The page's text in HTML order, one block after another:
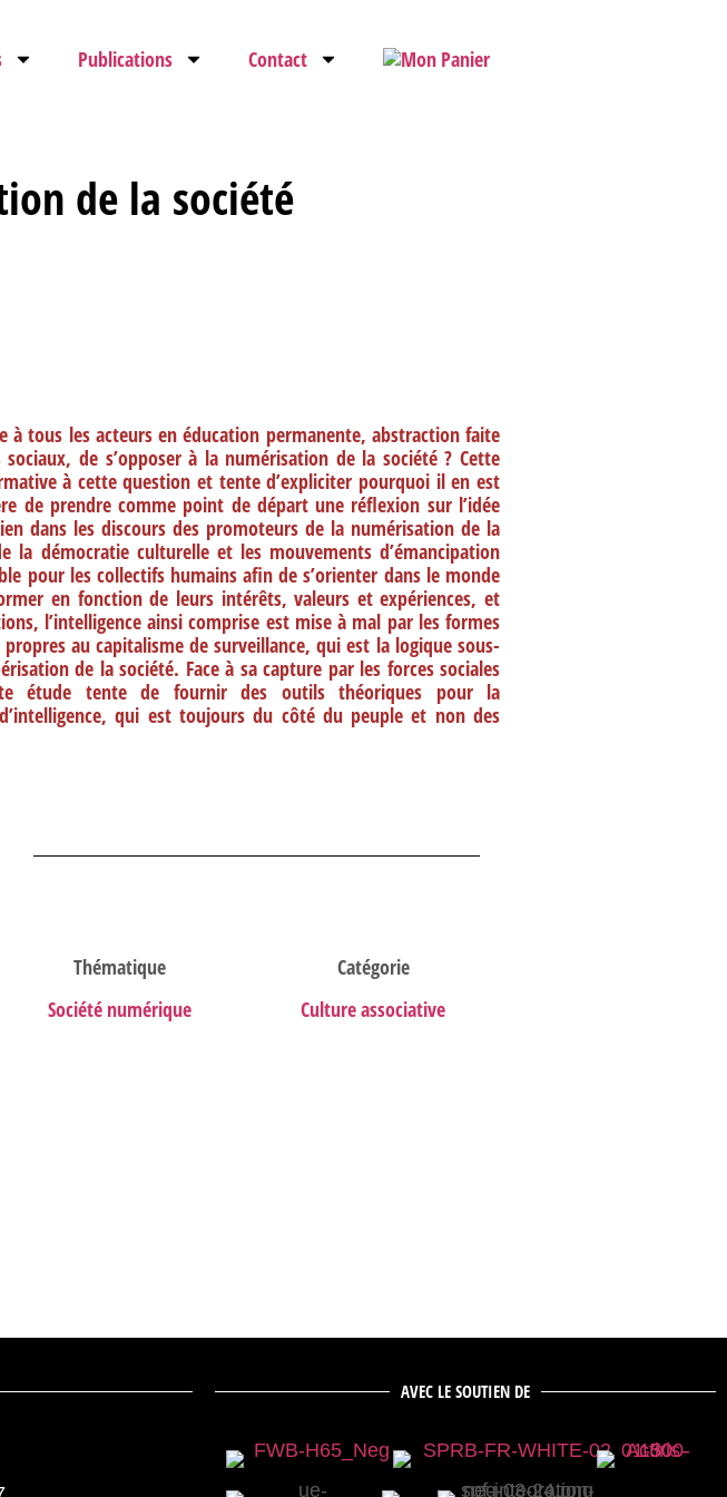
Publications Contact
de la société
à tous les acteurs en éducation permanente, abstraction faite
de s’opposer à la numérisation de la société ? Cette
à cette question et tente d’expliciter pourquoi il en est
de prendre comme point de départ une réflexion sur l’idée
dans les discours des promoteurs de la numérisation de la
la démocratie culturelle et les mouvements d’émancipation
pour les collectifs humains afin de s’orienter dans le monde
en fonction de leurs intérêts, valeurs et expériences, et
l’intelligence ainsi comprise est mise à mal par les formes
au capitalisme de surveillance, qui est la logique sous-
de la société. Face à sa capture par les forces sociales
étude tente de fournir des outils théoriques pour la
qui est toujours du côté du peuple et non des
Thématique
Société numérique
Catégorie
Culture associative
AVEC LE SOUTIEN DE